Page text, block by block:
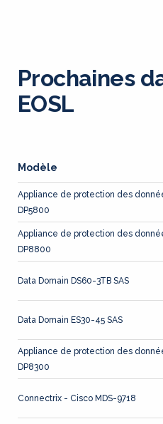
Prochaines
EOSL
Modèle
Appliance de protection des
DP5800
Appliance de protection des
DP8800
Data Domain DS60-3TB SAS
Data Domain ES30-45 SAS
Appliance de protection des
DP8300
Connectrix - Cisco MDS-9718